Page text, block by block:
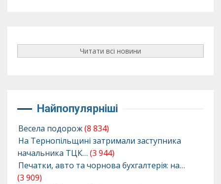
Читати всі новини
Найпопулярніші
Весела подорож(8 834)
На Тернопільщині затримали заступника
начальника ТЦК… (3 944)
Печатки, авто та чорнова бухгалтерія: на…
(3 909)